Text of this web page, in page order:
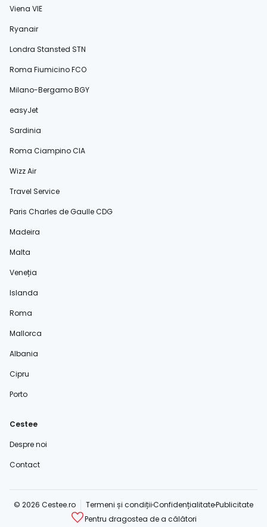
Viena VIE
Ryanair
Londra Stansted STN
Roma Fiumicino FCO
Milano-Bergamo BGY
easyJet
Sardinia
Roma Ciampino CIA
Wizz Air
Travel Service
Paris Charles de Gaulle CDG
Madeira
Malta
Veneția
Islanda
Roma
Mallorca
Albania
Cipru
Porto
Cestee
Despre noi
Contact
© 2026 Cestee.ro Termeni și condițiiConfidențialitatePublicitate
Pentru dragostea de a călători